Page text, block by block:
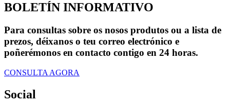
BOLETÍN INFORMATIVO
Para consultas sobre os nosos produtos ou a lista de
prezos, déixanos o teu correo electrónico e
poñerémonos en contacto contigo en 24 horas.
CONSULTA AGORA
Social